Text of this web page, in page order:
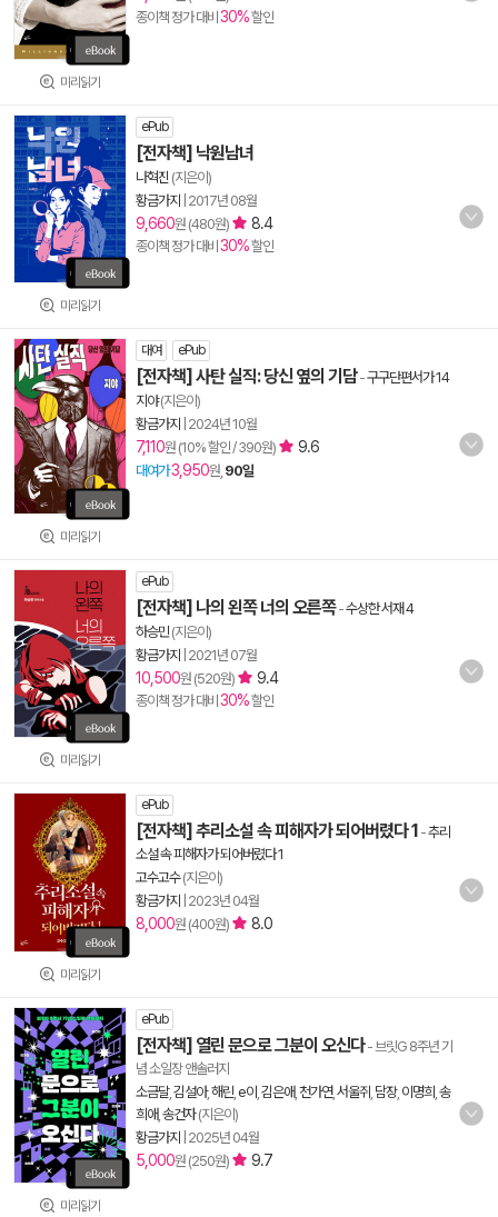
미리읽기
종이책 정가 대비 30%할인
미리읽기
ePub
[전자책] 낙원남녀
나혁진 (지은이)
황금가지
2017년 08월
9,660원 (480원) 8.4
종이책 정가 대비 30%할인
미리읽기
대여 ePub
[전자책] 사탄 실직: 당신 옆의 기담-구구단편서가 14
지야(지은이)
황금가지
2024년 10월
7,110원 (10% 할인 / 390원) 9.6
대여가3,950원, 90일
미리읽기
ePub
[전자책] 나의 왼쪽 너의 오른쪽-수상한 서재 4
하승민(지은이)
황금가지
2021년 07월
10,500원 (520원) 9.4
종이책 정가 대비 30%할인
미리읽기
ePub
[전자책] 추리소설 속 피해자가 되어버렸다 1 -추리
소설 속 피해자가 되어버렸다 1
고수고수(지은이)
황금가지
2023년 04월
8,000원 (400원) 8.0
미리읽기
ePub
[전자책] 열린 문으로 그분이 오신다- 브릿G 8주년 기
념 소일장 앤솔러지
소금달, 김설아,해린 e이 김은애 천가연, 서울쥐 담장, 이명희 송
희애 송건자(지은이)
황금가지
2025년 04월
5,000원 (250원) 9.7